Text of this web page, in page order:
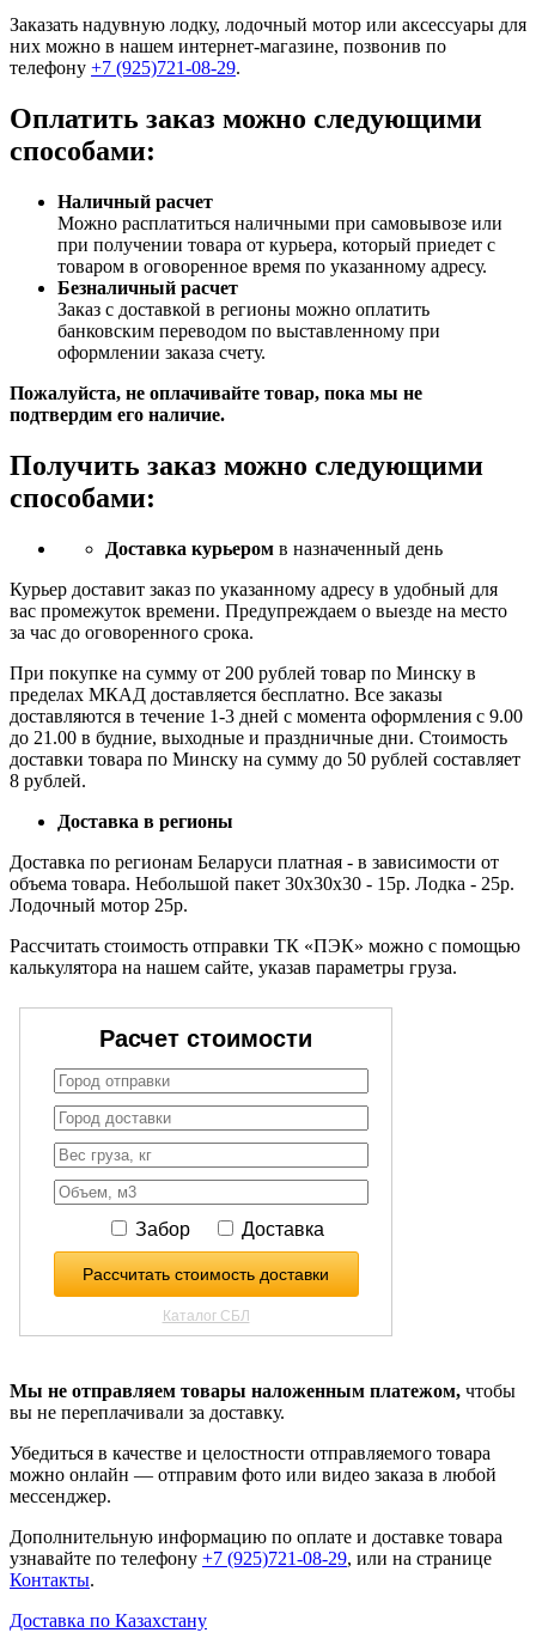
Заказать надувную лодку, лодочный мотор или аксессуары для
них можно в нашем интернет-магазине, позвонив по
телефону +7 (925)721-08-29.
Оплатить заказ можно следующими
способами:
Наличный расчет
Можно расплатиться наличными при самовывозе или
при получении товара от курьера, который приедет с
товаром в оговоренное время по указанному адресу.
Безналичный расчет
Заказ c доставкой в регионы можно оплатить
банковским переводом по выставленному при
оформлении заказа счету.
Пожалуйста, не оплачивайте товар, пока мы не
подтвердим его наличие.
Получить заказ можно следующими
способами:
Доставка курьером в назначенный день
Курьер доставит заказ по указанному адресу в удобный для
вас промежуток времени. Предупреждаем о выезде на место
за час до оговоренного срока.
При покупке на сумму от 200 рублей товар по Минску в
пределах МКАД доставляется бесплатно. Все заказы
доставляются в течение 1-3 дней с момента оформления с 9.00
до 21.00 в будние, выходные и праздничные дни. Стоимость
доставки товара по Минску на сумму до 50 рублей составляет
8 рублей.
Доставка в регионы
Доставка по регионам Беларуси платная - в зависимости от
объема товара. Небольшой пакет 30х30х30 - 15р. Лодка - 25р.
Лодочный мотор 25р.
Рассчитать стоимость отправки ТК «ПЭК» можно с помощью
калькулятора на нашем сайте, указав параметры груза.
Мы не отправляем товары наложенным платежом, чтобы
вы не переплачивали за доставку.
Убедиться в качестве и целостности отправляемого товара
можно онлайн — отправим фото или видео заказа в любой
мессенджер.
Дополнительную информацию по оплате и доставке товара
узнавайте по телефону +7 (925)721-08-29, или на странице
Контакты.
Доставка по Казахстану